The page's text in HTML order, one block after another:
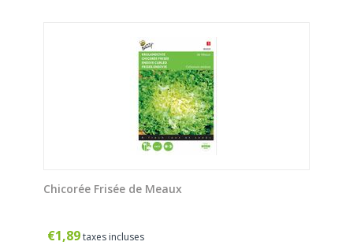
Chicorée Frisée de Meaux
€1,89taxes incluses